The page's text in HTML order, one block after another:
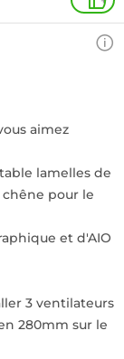
aimez
lamelles de
pour le
et d'AIO
3 ventilateurs
280mm sur le